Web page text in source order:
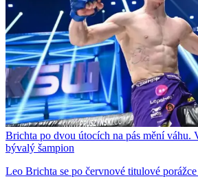
Brichta po dvou útocích na pás mění váhu.
bývalý šampion
Leo Brichta se po červnové titulové